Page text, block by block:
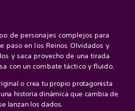
de personajes complejos para
paso en los Reinos Olvidados y
y saca provecho de una tirada
con un combate táctico y fluido.
o crea tu propio protagonista
historia dinámica que cambia de
lanzan los dados.